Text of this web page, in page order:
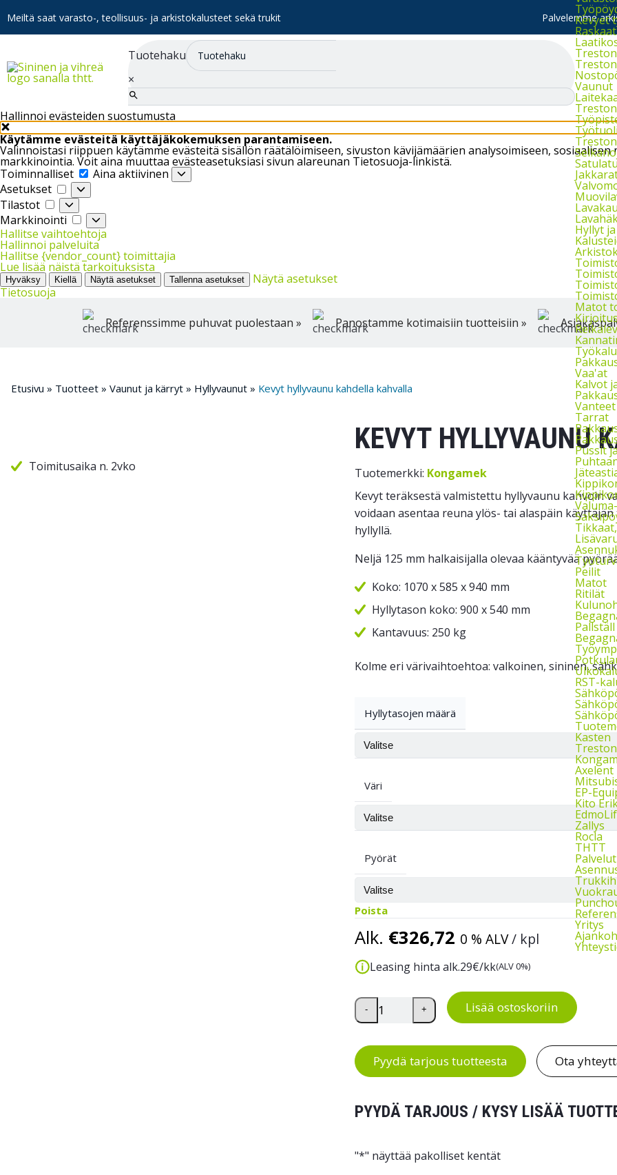
Hallinnoi evästeiden suostumusta
Käytämme evästeitä käyttäjäkokemuksen parantamiseen.
Valinnoistasi riippuen käytämme evästeitä sisällön räätälöimiseen, sivuston kävijämäärien analysoimiseen,
markkinointia. Voit aina muuttaa evästeasetuksiasi sivun alareunan Tietosuoja-linkistä.
Toiminnalliset
Toiminnalliset
Aina aktiivinen
Asetukset
Asetukset
Tilastot
Tilastot
Markkinointi
Markkinointi
Hallitse vaihtoehtoja
Hallinnoi palveluita
Hallitse {vendor_count} toimittajia
Lue lisää näistä tarkoituksista
Hyväksy Kiellä Näytä asetukset Tallenna asetukset
Näytä asetukset
Tietosuoja
Meiltä saat varasto-, teollisuus- ja arkistokalusteet sekä trukit Palvelemme
Tuotehaku
×
Kevyet
Vaunut
Hyllyt
Matot
Vaa'at
Kalvot
Vanteet
Tarrat
Pussit
Peilit
Matot
Ritilät
RST-
Kasten
Axelent
EP-
Kito
Zallys
Rocla
THTT
Palvelut
Yritys
Referenssimme puhuvat puolestaan » Panostamme kotimaisiin tuotteisiin »
Etusivu » Tuotteet » Vaunut ja kärryt » Hyllyvaunut » Kevyt hyllyvaunu kahdella kahvalla
Toimitusaika n. 2vko
KEVYT HYLLYVAUNU
Tuotemerkki: Kongamek
Kevyt teräksestä valmistettu hyllyvaunu kahvoin
voidaan asentaa reuna ylös- tai alaspäin
hyllyllä.
Neljä 125 mm halkaisijalla olevaa kääntyvää
Koko: 1070 x 585 x 940 mm
Hyllytason koko: 900 x 540 mm
Kantavuus: 250 kg
Kolme eri värivaihtoehtoa: valkoinen, sininen,
Hyllytasojen määrä
Väri
Pyörät
Poista
Alk. €326,72 0 % ALV/ kpl
Leasing hinta alk.29€/kk(ALV 0%)
Kevyt hyllyvaunu kahdella kahvalla määrä
- + Lisää ostoskoriin
Pyydä tarjous tuotteesta Ota
PYYDÄ TARJOUS / KYSY LISÄÄ
"*" näyttää pakolliset kentät